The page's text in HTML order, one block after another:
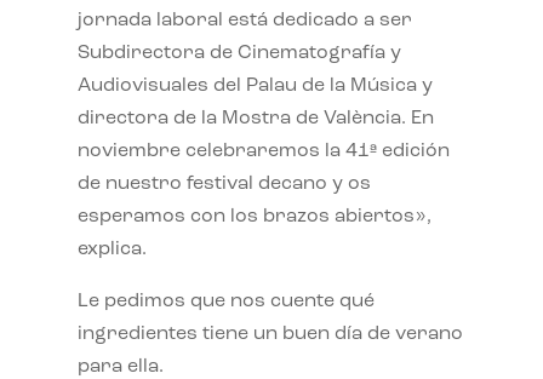
jornada laboral está dedicado a ser
Subdirectora de Cinematografía y
Audiovisuales del Palau de la Música y
directora de la Mostra de València. En
noviembre celebraremos la 41ª edición
de nuestro festival decano y os
esperamos con los brazos abiertos»,
explica.
Le pedimos que nos cuente qué
ingredientes tiene un buen día de verano
para ella.